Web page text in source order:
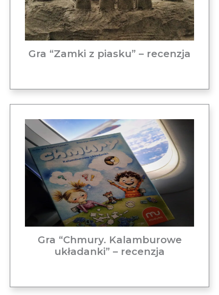
Gra “Zamki z piasku” – recenzja
Gra “Chmury. Kalamburowe
układanki” – recenzja